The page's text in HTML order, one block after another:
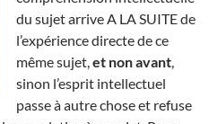
du sujet arrive A LA SUITE de
l’expérience directe de ce
même sujet, et non avant
sinon l’esprit intellectuel
passe à autre chose et refuse